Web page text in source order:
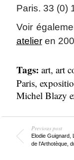
Paris. 33 (0)
Voir
atelieren
Tags: art, art
Paris,
Michel Blazy
Previous post
Elodie Guignard,
de l'Arthotèque,